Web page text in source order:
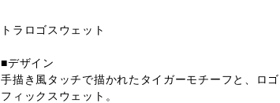
トラロゴスウェット
■デザイン
手描き風タッチで描かれたタイガーモチーフと、ロ
フィックスウェット。